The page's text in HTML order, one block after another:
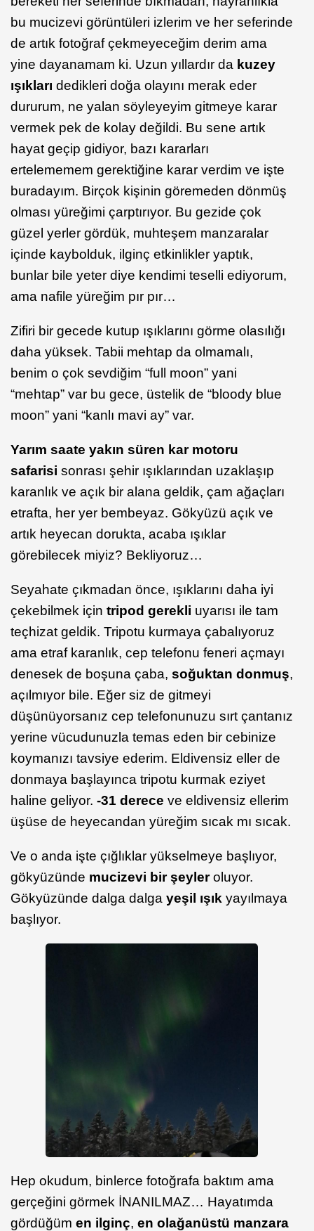
bu mucizevi görüntüleri izlerim ve her seferinde
de artık fotoğraf çekmeyeceğim derim ama
yine dayanamam ki. Uzun yıllardır da kuzey
ışıkları dedikleri doğa olayını merak eder
dururum, ne yalan söyleyeyim gitmeye karar
vermek pek de kolay değildi. Bu sene artık
hayat geçip gidiyor, bazı kararları
ertelememem gerektiğine karar verdim ve işte
buradayım. Birçok kişinin göremeden dönmüş
olması yüreğimi çarptırıyor. Bu gezide çok
güzel yerler gördük, muhteşem manzaralar
içinde kaybolduk, ilginç etkinlikler yaptık,
bunlar bile yeter diye kendimi teselli ediyorum,
ama nafile yüreğim pır pır…
Zifiri bir gecede kutup ışıklarını görme olasılığı
daha yüksek. Tabii mehtap da olmamalı,
benim o çok sevdiğim “full moon” yani
“mehtap” var bu gece, üstelik de “bloody blue
moon” yani “kanlı mavi ay” var.
Yarım saate yakın süren kar motoru
safarisi sonrası şehir ışıklarından uzaklaşıp
karanlık ve açık bir alana geldik, çam ağaçları
etrafta, her yer bembeyaz. Gökyüzü açık ve
artık heyecan dorukta, acaba ışıklar
görebilecek miyiz? Bekliyoruz…
Seyahate çıkmadan önce, ışıklarını daha iyi
çekebilmek için tripod gerekli uyarısı ile tam
teçhizat geldik. Tripotu kurmaya çabalıyoruz
ama etraf karanlık, cep telefonu feneri açmayı
denesek de boşuna çaba, soğuktan donmuş,
açılmıyor bile. Eğer siz de gitmeyi
düşünüyorsanız cep telefonunuzu sırt çantanız
yerine vücudunuzla temas eden bir cebinize
koymanızı tavsiye ederim. Eldivensiz eller de
donmaya başlayınca tripotu kurmak eziyet
haline geliyor. -31 derece ve eldivensiz ellerim
üşüse de heyecandan yüreğim sıcak mı sıcak.
Ve o anda işte çığlıklar yükselmeye başlıyor,
gökyüzünde mucizevi bir şeyleroluyor.
Gökyüzünde dalga dalga yeşil ışık yayılmaya
başlıyor.
Hep okudum, binlerce fotoğrafa baktım ama
gerçeğini görmek İNANILMAZ… Hayatımda
gördüğüm en ilginç, en olağanüstü manzara